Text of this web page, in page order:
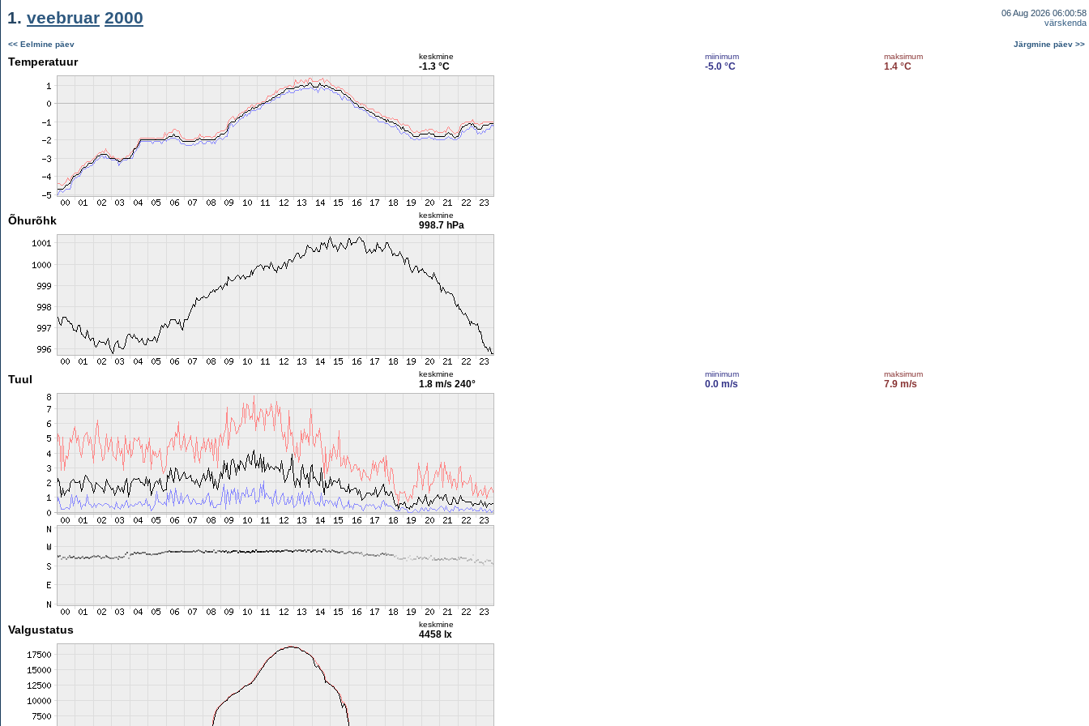
1. veebruar 2000
06 Aug 2026 06:00:58
värskenda
<< Eelmine päev Järgmine päev >>
Temperatuur keskmine
-1.3 °C
miinimum
-5.0 °C
maksimum
1.4 °C
Õhurõhk keskmine
998.7 hPa
Tuul keskmine
1.8 m/s 240°
miinimum
0.0 m/s
maksimum
7.9 m/s
Valgustatus keskmine
4458 lx